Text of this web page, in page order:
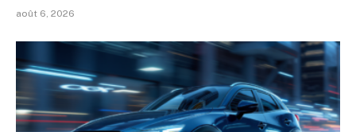
août 6, 2026